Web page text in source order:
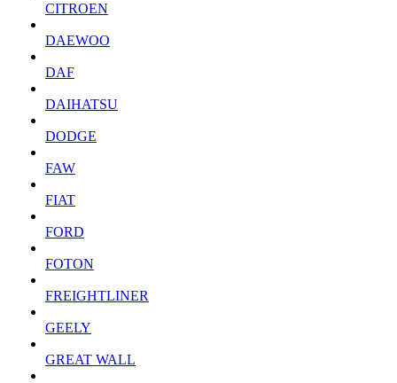
CITROEN
DAEWOO
DAF
DAIHATSU
DODGE
FAW
FIAT
FORD
FOTON
FREIGHTLINER
GEELY
GREAT WALL